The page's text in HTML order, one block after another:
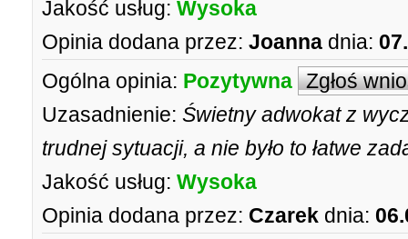
Jakość usług: Wysoka
Opinia dodana przez: Joanna dnia:
Ogólna opinia: Pozytywna Zgłoś
Uzasadnienie: Świetny adwokat z
trudnej sytuacji, a nie było to łatwe
Jakość usług: Wysoka
Opinia dodana przez: Czarek dnia: